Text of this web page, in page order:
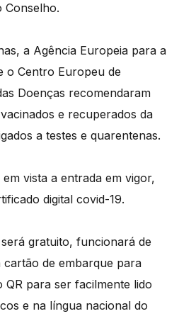
Conselho.
a Agência Europeia para a
o Centro Europeu de
Doenças recomendaram
e recuperados da
a testes e quarentenas.
vista a entrada em vigor,
digital covid-19.
será gratuito, funcionará de
de embarque para
QR para ser facilmente lido
e na língua nacional do